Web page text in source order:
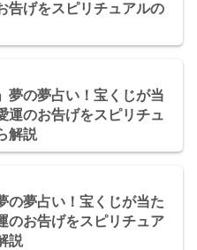
告げをスピリチュアルの
夢の夢占い！宝くじが当
運のお告げをスピリチュ
解説
の夢占い！宝くじが当た
のお告げをスピリチュア
説